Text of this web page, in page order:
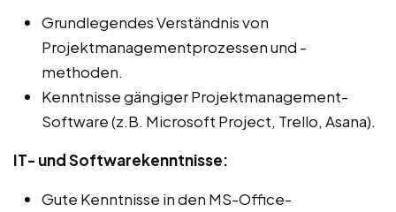
Grundlegendes Verständnis von
Projektmanagementprozessen und -
methoden.
Kenntnisse gängiger Projektmanagement-
Software (z.B. Microsoft Project, Trello, Asana).
IT- und Softwarekenntnisse:
Gute Kenntnisse in den MS-Office-